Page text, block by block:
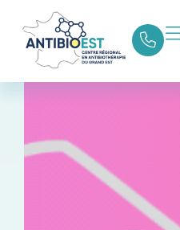
Retour aux actualités